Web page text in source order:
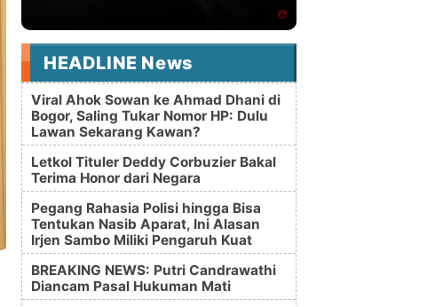
HEADLINE News
Viral Ahok Sowan ke Ahmad Dhani di
Bogor, Saling Tukar Nomor HP: Dulu
Lawan Sekarang Kawan?
Letkol Tituler Deddy Corbuzier Bakal
Terima Honor dari Negara
Pegang Rahasia Polisi hingga Bisa
Tentukan Nasib Aparat, Ini Alasan
Irjen Sambo Miliki Pengaruh Kuat
BREAKING NEWS: Putri Candrawathi
Diancam Pasal Hukuman Mati